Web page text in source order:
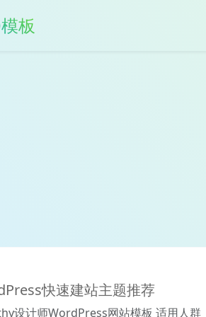
板
快速建站主题推荐
设计师WordPress网站模板 适用人